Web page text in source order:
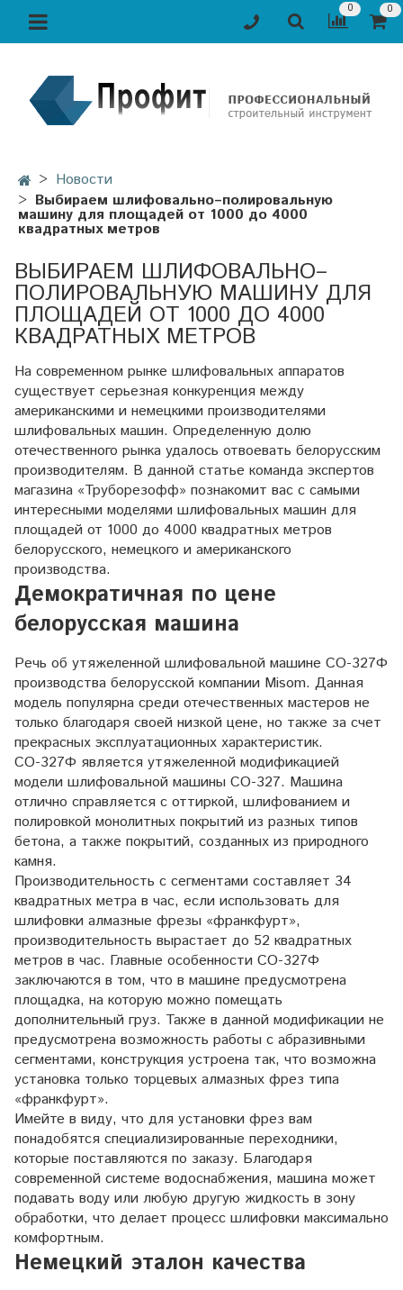
0 0
Новости
Выбираем шлифовально–полировальную
машину для площадей от 1000 до 4000
квадратных метров
ВЫБИРАЕМ ШЛИФОВАЛЬНО–
ПОЛИРОВАЛЬНУЮ МАШИНУ ДЛЯ
ПЛОЩАДЕЙ ОТ 1000 ДО 4000
КВАДРАТНЫХ МЕТРОВ
На современном рынке шлифовальных аппаратов
существует серьезная конкуренция между
американскими и немецкими производителями
шлифовальных машин. Определенную долю
отечественного рынка удалось отвоевать белорусским
производителям. В данной статье команда экспертов
магазина «Труборезофф» познакомит вас с самыми
интересными моделями шлифовальных машин для
площадей от 1000 до 4000 квадратных метров
белорусского, немецкого и американского
производства.
Демократичная по цене
белорусская машина
Речь об утяжеленной шлифовальной машине СО-327Ф
производства белорусской компании Misom. Данная
модель популярна среди отечественных мастеров не
только благодаря своей низкой цене, но также за счет
прекрасных эксплуатационных характеристик.
СО-327Ф является утяжеленной модификацией
модели шлифовальной машины СО-327. Машина
отлично справляется с оттиркой, шлифованием и
полировкой монолитных покрытий из разных типов
бетона, а также покрытий, созданных из природного
камня.
Производительность с сегментами составляет 34
квадратных метра в час, если использовать для
шлифовки алмазные фрезы «франкфурт»,
производительность вырастает до 52 квадратных
метров в час. Главные особенности СО-327Ф
заключаются в том, что в машине предусмотрена
площадка, на которую можно помещать
дополнительный груз. Также в данной модификации не
предусмотрена возможность работы с абразивными
сегментами, конструкция устроена так, что возможна
установка только торцевых алмазных фрез типа
«франкфурт».
Имейте в виду, что для установки фрез вам
понадобятся специализированные переходники,
которые поставляются по заказу. Благодаря
современной системе водоснабжения, машина может
подавать воду или любую другую жидкость в зону
обработки, что делает процесс шлифовки максимально
комфортным.
Немецкий эталон качества